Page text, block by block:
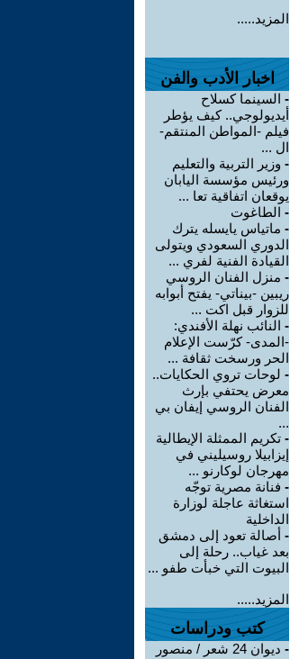
المزيد.....
اخبار الأدب والفن
- السينما كسلاح
أيديولوجي.. كيف يؤطر
فيلم -المواطن المنتقم-
ال ...
- وزير التربية والتعليم
ورئيس مؤسسة اليابان
يوقعان اتفاقية تعا ...
- الطاغوت
- ماتياس يايسله يترك
الدوري السعودي ويتولى
القيادة الفنية لفري ...
- منزل الفنان الروسي
ريبين -بيناتي- يفتح أبوابه
للزوار قبل اكت ...
- النائب نهلة الأفندي:
-المدى- كرّست الإعلام
الحر ورسخت ثقافة ...
- لوحات تروي الحكايات..
معرض يحتفي بإرث
الفنان الروسي إيفان بي
...
- تكريم الممثلة الإيطالية
إيزابيلا روسيليني في
مهرجان لوكارنو ...
- فنانة مصرية توجّه
استغاثة عاجلة لوزارة
الداخلية
- أصالة تعود إلى دمشق
بعد غياب.. رحلة إلى
البيوت التي خبأت طفو ...
المزيد.....
كتب ودراسات
-
ديوان 24 شعر / منصور